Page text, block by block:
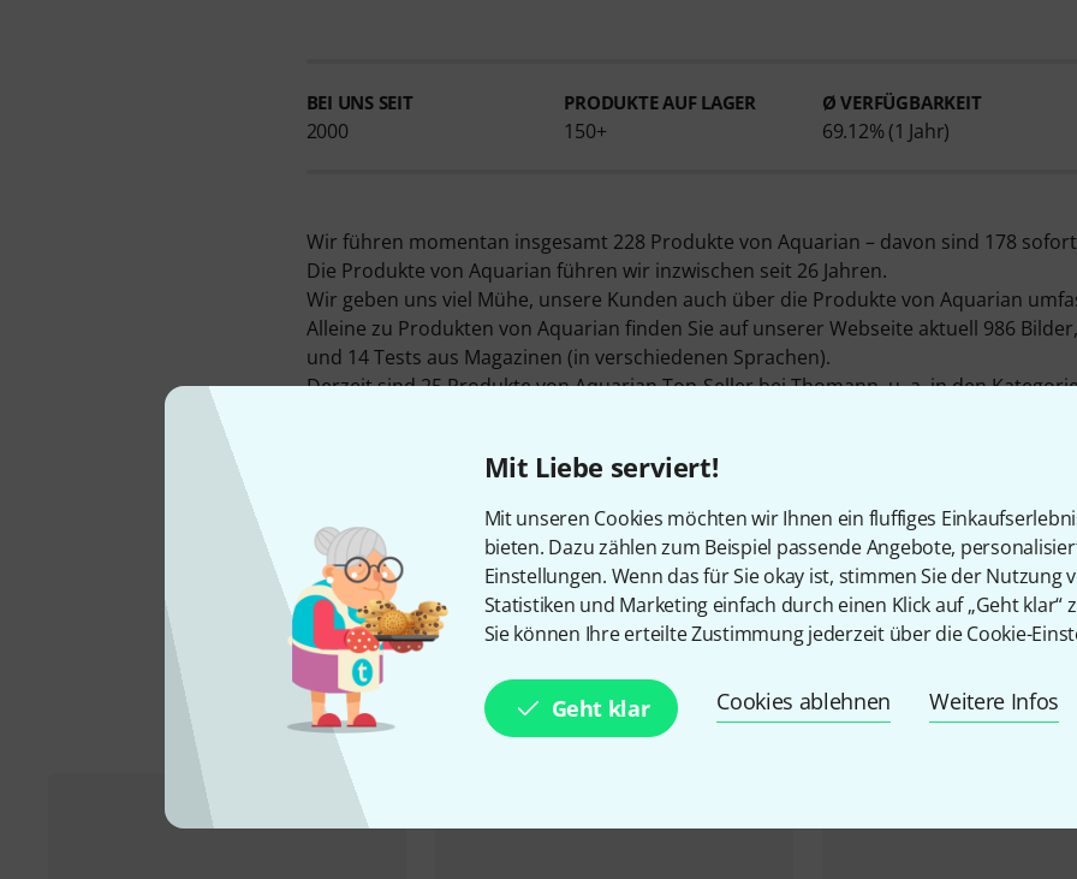
Mit Liebe serviert!
Mit unseren Cookies möchten wir Ihnen ein fluffiges
bieten. Dazu zählen zum Beispiel passende Angebote,
Einstellungen. Wenn das für Sie okay ist, stimmen Sie der Nutzung
Statistiken und Marketing einfach durch einen Klick auf „Geht klar“
Sie können Ihre erteilte Zustimmung jederzeit über die Cookie-
Geht klar Cookies ablehnen Weitere Infos
BEI UNS SEIT
2000
PRODUKTE AUF LAGER
150+
Ø VERFÜGBARKEIT
69.12% (1 Jahr)
Wir führen momentan insgesamt 228 Produkte von Aquarian – davon sind 178
Die Produkte von Aquarian führen wir inzwischen seit 26 Jahren.
Wir geben uns viel Mühe, unsere Kunden auch über die Produkte von Aquarian
Alleine zu Produkten von Aquarian finden Sie auf unserer Webseite aktuell 986
und 14 Tests aus Magazinen (in verschiedenen Sprachen).
Derzeit sind 25 Produkte von Aquarian Top-Seller bei Thomann, u. a. in den
mehr als 5.000 verkauft haben.
Garantie sind Sie ein Jahr zusätzlich abgesichert.
Mehr Informationen zum Hersteller finden Sie aufhttp://
Mehr zu Aquarian